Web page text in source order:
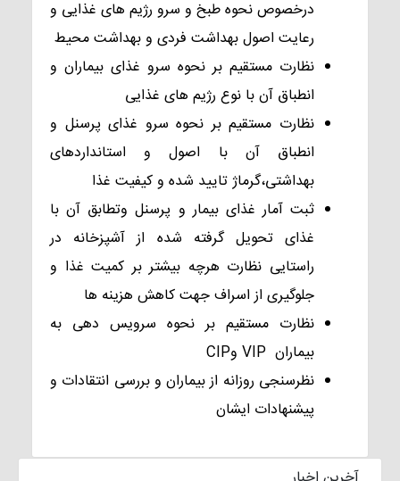
درخصوص نحوه طبخ و سرو رژیم های غذایی و
رعایت اصول بهداشت فردی و بهداشت محیط
نظارت مستقیم بر نحوه سرو غذای بیماران و
انطباق آن با نوع رژیم های غذایی
نظارت مستقیم بر نحوه سرو غذای پرسنل و
انطباق آن با اصول و استانداردهای
بهداشتی،گرماژ تایید شده و کیفیت غذا
ثبت آمار غذای بیمار و پرسنل وتطابق آن با
غذای تحویل گرفته شده از آشپزخانه در
راستایی نظارت هرچه بیشتر بر کمیت غذا و
جلوگیری از اسراف جهت کاهش هزینه ها
نظارت مستقیم بر نحوه سرویس دهی به
بیماران VIP وCIP
نظرسنجی روزانه از بیماران و بررسی انتقادات و
پیشنهادات ایشان